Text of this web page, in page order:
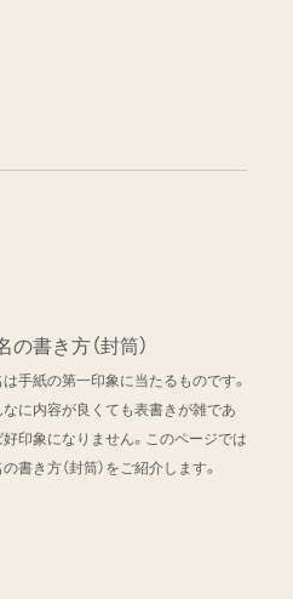
の書き方（封筒）
手紙の第一印象に当たるものです。
なに内容が良くても表書きが雑であ
好印象になりません。このページでは
書き方（封筒）をご紹介します。